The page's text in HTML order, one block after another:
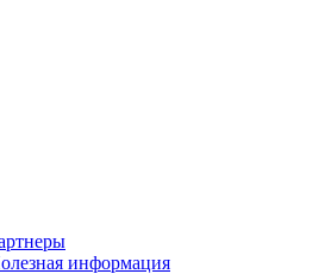
информация